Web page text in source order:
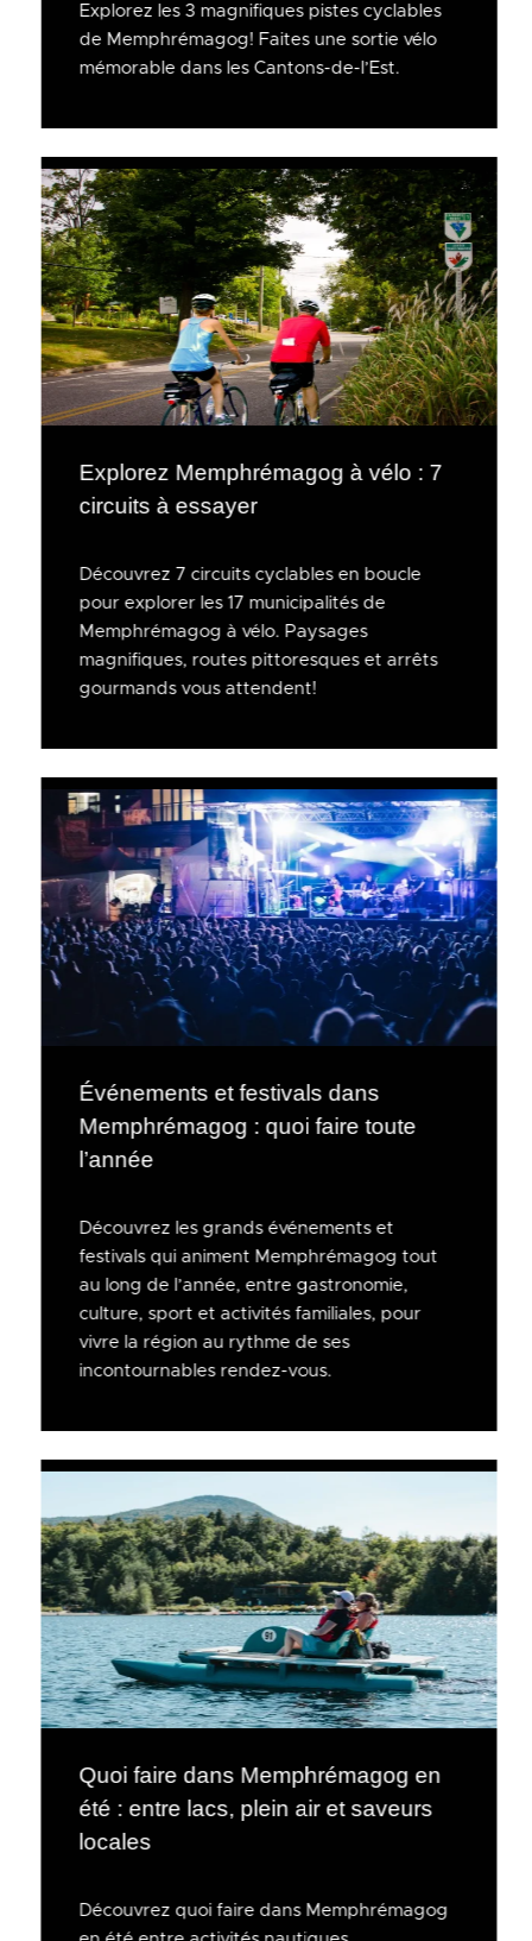
Explorez les 3 magnifiques pistes cyclables
de Memphrémagog! Faites une sortie vélo
mémorable dans les Cantons-de-l’Est.
Explorez Memphrémagog à vélo : 7
circuits à essayer
Découvrez 7 circuits cyclables en boucle
pour explorer les 17 municipalités de
Memphrémagog à vélo. Paysages
magnifiques, routes pittoresques et arrêts
gourmands vous attendent!
Événements et festivals dans
Memphrémagog : quoi faire toute
l’année
Découvrez les grands événements et
festivals qui animent Memphrémagog tout
au long de l’année, entre gastronomie,
culture, sport et activités familiales, pour
vivre la région au rythme de ses
incontournables rendez-vous.
Quoi faire dans Memphrémagog en
été : entre lacs, plein air et saveurs
locales
Découvrez quoi faire dans Memphrémagog